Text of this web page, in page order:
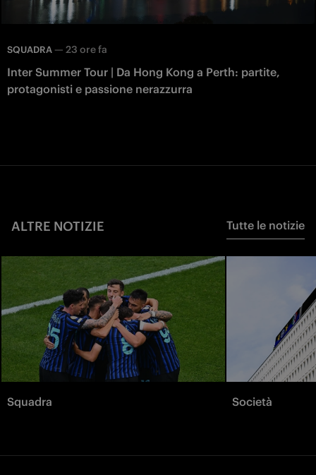
SQUADRA — 23 ore fa
Inter Summer Tour | Da Hong Kong a Perth: partite,
protagonisti e passione nerazzurra
ALTRE NOTIZIE Tutte le notizie
Squadra Società